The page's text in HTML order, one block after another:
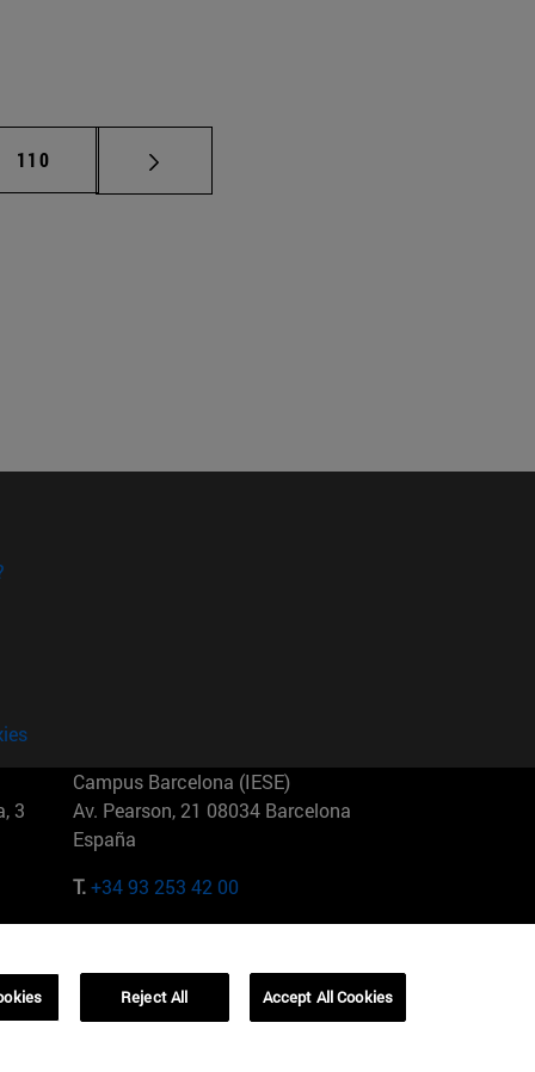
Página
110
3
Campus Barcelona (IESE)
Av. Pearson, 21 08034 Barcelona
España
T.+34 93 253 42 00
01321001 Bela Vista Brasil
Reject All Accept All Cookies